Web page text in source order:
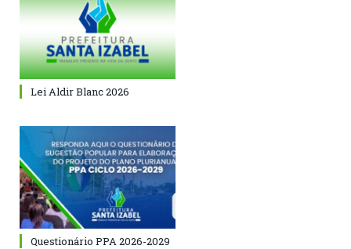
Lei Aldir Blanc 2026
Questionário PPA 2026-2029